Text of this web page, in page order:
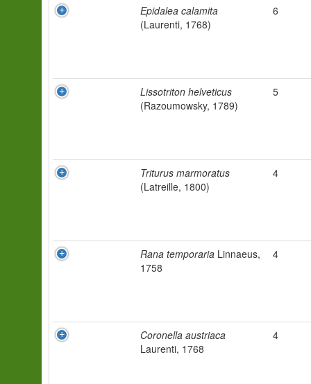
Epidalea calamita
(Laurenti, 1768)
6
Lissotriton helveticus
(Razoumowsky, 1789)
5
Triturus marmoratus
(Latreille, 1800)
4
Rana temporaria Linnaeus,
1758
4
Coronella austriaca
Laurenti, 1768
4